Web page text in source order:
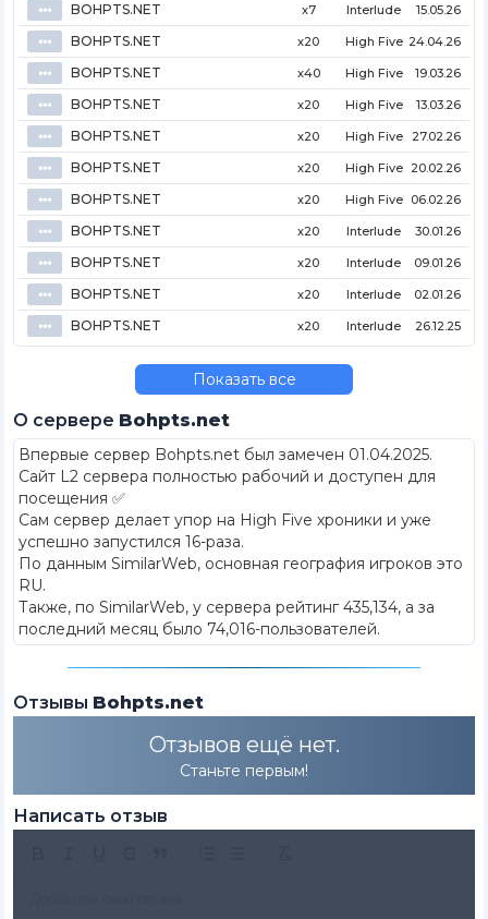
⦁⦁⦁ BOHPTS.NET x7 Interlude 15.05.26
⦁⦁⦁ BOHPTS.NET x20 High Five 24.04.26
⦁⦁⦁ BOHPTS.NET x40 High Five 19.03.26
⦁⦁⦁ BOHPTS.NET x20 High Five 13.03.26
⦁⦁⦁ BOHPTS.NET x20 High Five 27.02.26
⦁⦁⦁ BOHPTS.NET x20 High Five 20.02.26
⦁⦁⦁ BOHPTS.NET x20 High Five 06.02.26
⦁⦁⦁ BOHPTS.NET x20 Interlude 30.01.26
⦁⦁⦁ BOHPTS.NET x20 Interlude 09.01.26
⦁⦁⦁ BOHPTS.NET x20 Interlude 02.01.26
⦁⦁⦁ BOHPTS.NET x20 Interlude 26.12.25
Показать все
О сервере Bohpts.net
Впервые сервер Bohpts.net был замечен 01.04.2025.
Сайт L2 сервера полностью рабочий и доступен для
посещения ✅
Сам сервер делает упор на High Five хроники и уже
успешно запустился 16-раза.
По данным SimilarWeb, основная география игроков это
RU.
Также, по SimilarWeb, у сервера рейтинг 435,134, а за
последний месяц было 74,016-пользователей.
Отзывы Bohpts.net
Отзывов ещё нет.
Станьте первым!
Написать отзыв